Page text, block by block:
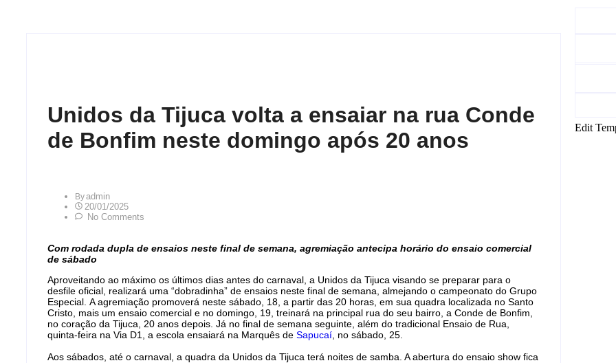
Unidos da Tijuca volta a ensaiar na rua Conde
de Bonfim neste domingo após 20 anos
ByAdmin
20/01/2025
No Comments
Com rodada dupla de ensaios neste final de semana, agremiação antecipa horário do ensaio comercial
de sábado
Aproveitando ao máximo os últimos dias antes do carnaval, a Unidos da Tijuca visando se preparar para o
desfile oficial, realizará uma “dobradinha” de ensaios neste final de semana, almejando o campeonato do Grupo
Especial. A agremiação promoverá neste sábado, 18, a partir das 20 horas, em sua quadra localizada no Santo
Cristo, mais um ensaio comercial e no domingo, 19, treinará na principal rua do seu bairro, a Conde de Bonfim,
no coração da Tijuca, 20 anos depois. Já no final de semana seguinte, além do tradicional Ensaio de Rua,
quinta-feira na Via D1, a escola ensaiará na Marquês de Sapucaí , no sábado, 25.
Aos sábados, até o carnaval, a quadra da Unidos da Tijuca terá noites de samba. A abertura do ensaio show fica
Edit